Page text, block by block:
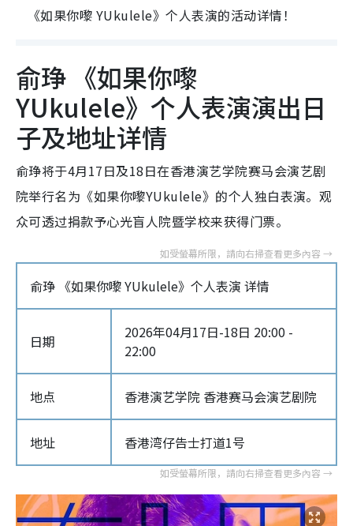
《如果你嚟 YUkulele》个人表演的活动详情！
俞琤 《如果你嚟
YUkulele》个人表演演出日
子及地址详情
俞琤将于4月17日及18日在香港演艺学院赛马会演艺剧
院举行名为《如果你嚟YUkulele》的个人独白表演。观
众可透过捐款予心光盲人院暨学校来获得门票。
俞琤 《如果你嚟 YUkulele》个人表演 详情
日期
2026年04月17日-18日 20:00 -
22:00
地点 香港演艺学院 香港赛马会演艺剧院
地址 香港湾仔告士打道1号